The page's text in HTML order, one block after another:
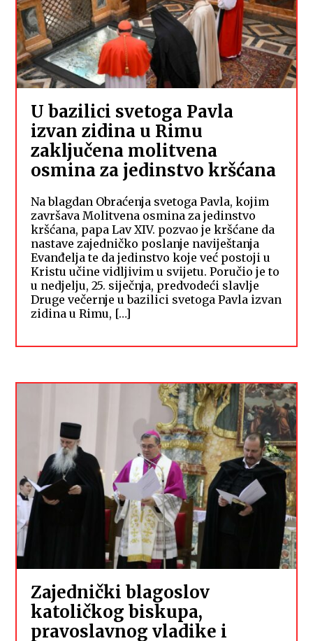
U bazilici svetoga Pavla
izvan zidina u Rimu
zaključena molitvena
osmina za jedinstvo kršćana
Na blagdan Obraćenja svetoga Pavla, kojim
završava Molitvena osmina za jedinstvo
kršćana, papa Lav XIV. pozvao je kršćane da
nastave zajedničko poslanje naviještanja
Evanđelja te da jedinstvo koje već postoji u
Kristu učine vidljivim u svijetu. Poručio je to
u nedjelju, 25. siječnja, predvodeći slavlje
Druge večernje u bazilici svetoga Pavla izvan
zidina u Rimu, […]
Zajednički blagoslov
katoličkog biskupa,
pravoslavnog vladike i